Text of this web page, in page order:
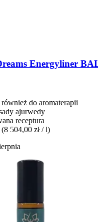
Energyliner
do aromaterapii
ajurwedy
receptura
(8 504,00 zł / l)